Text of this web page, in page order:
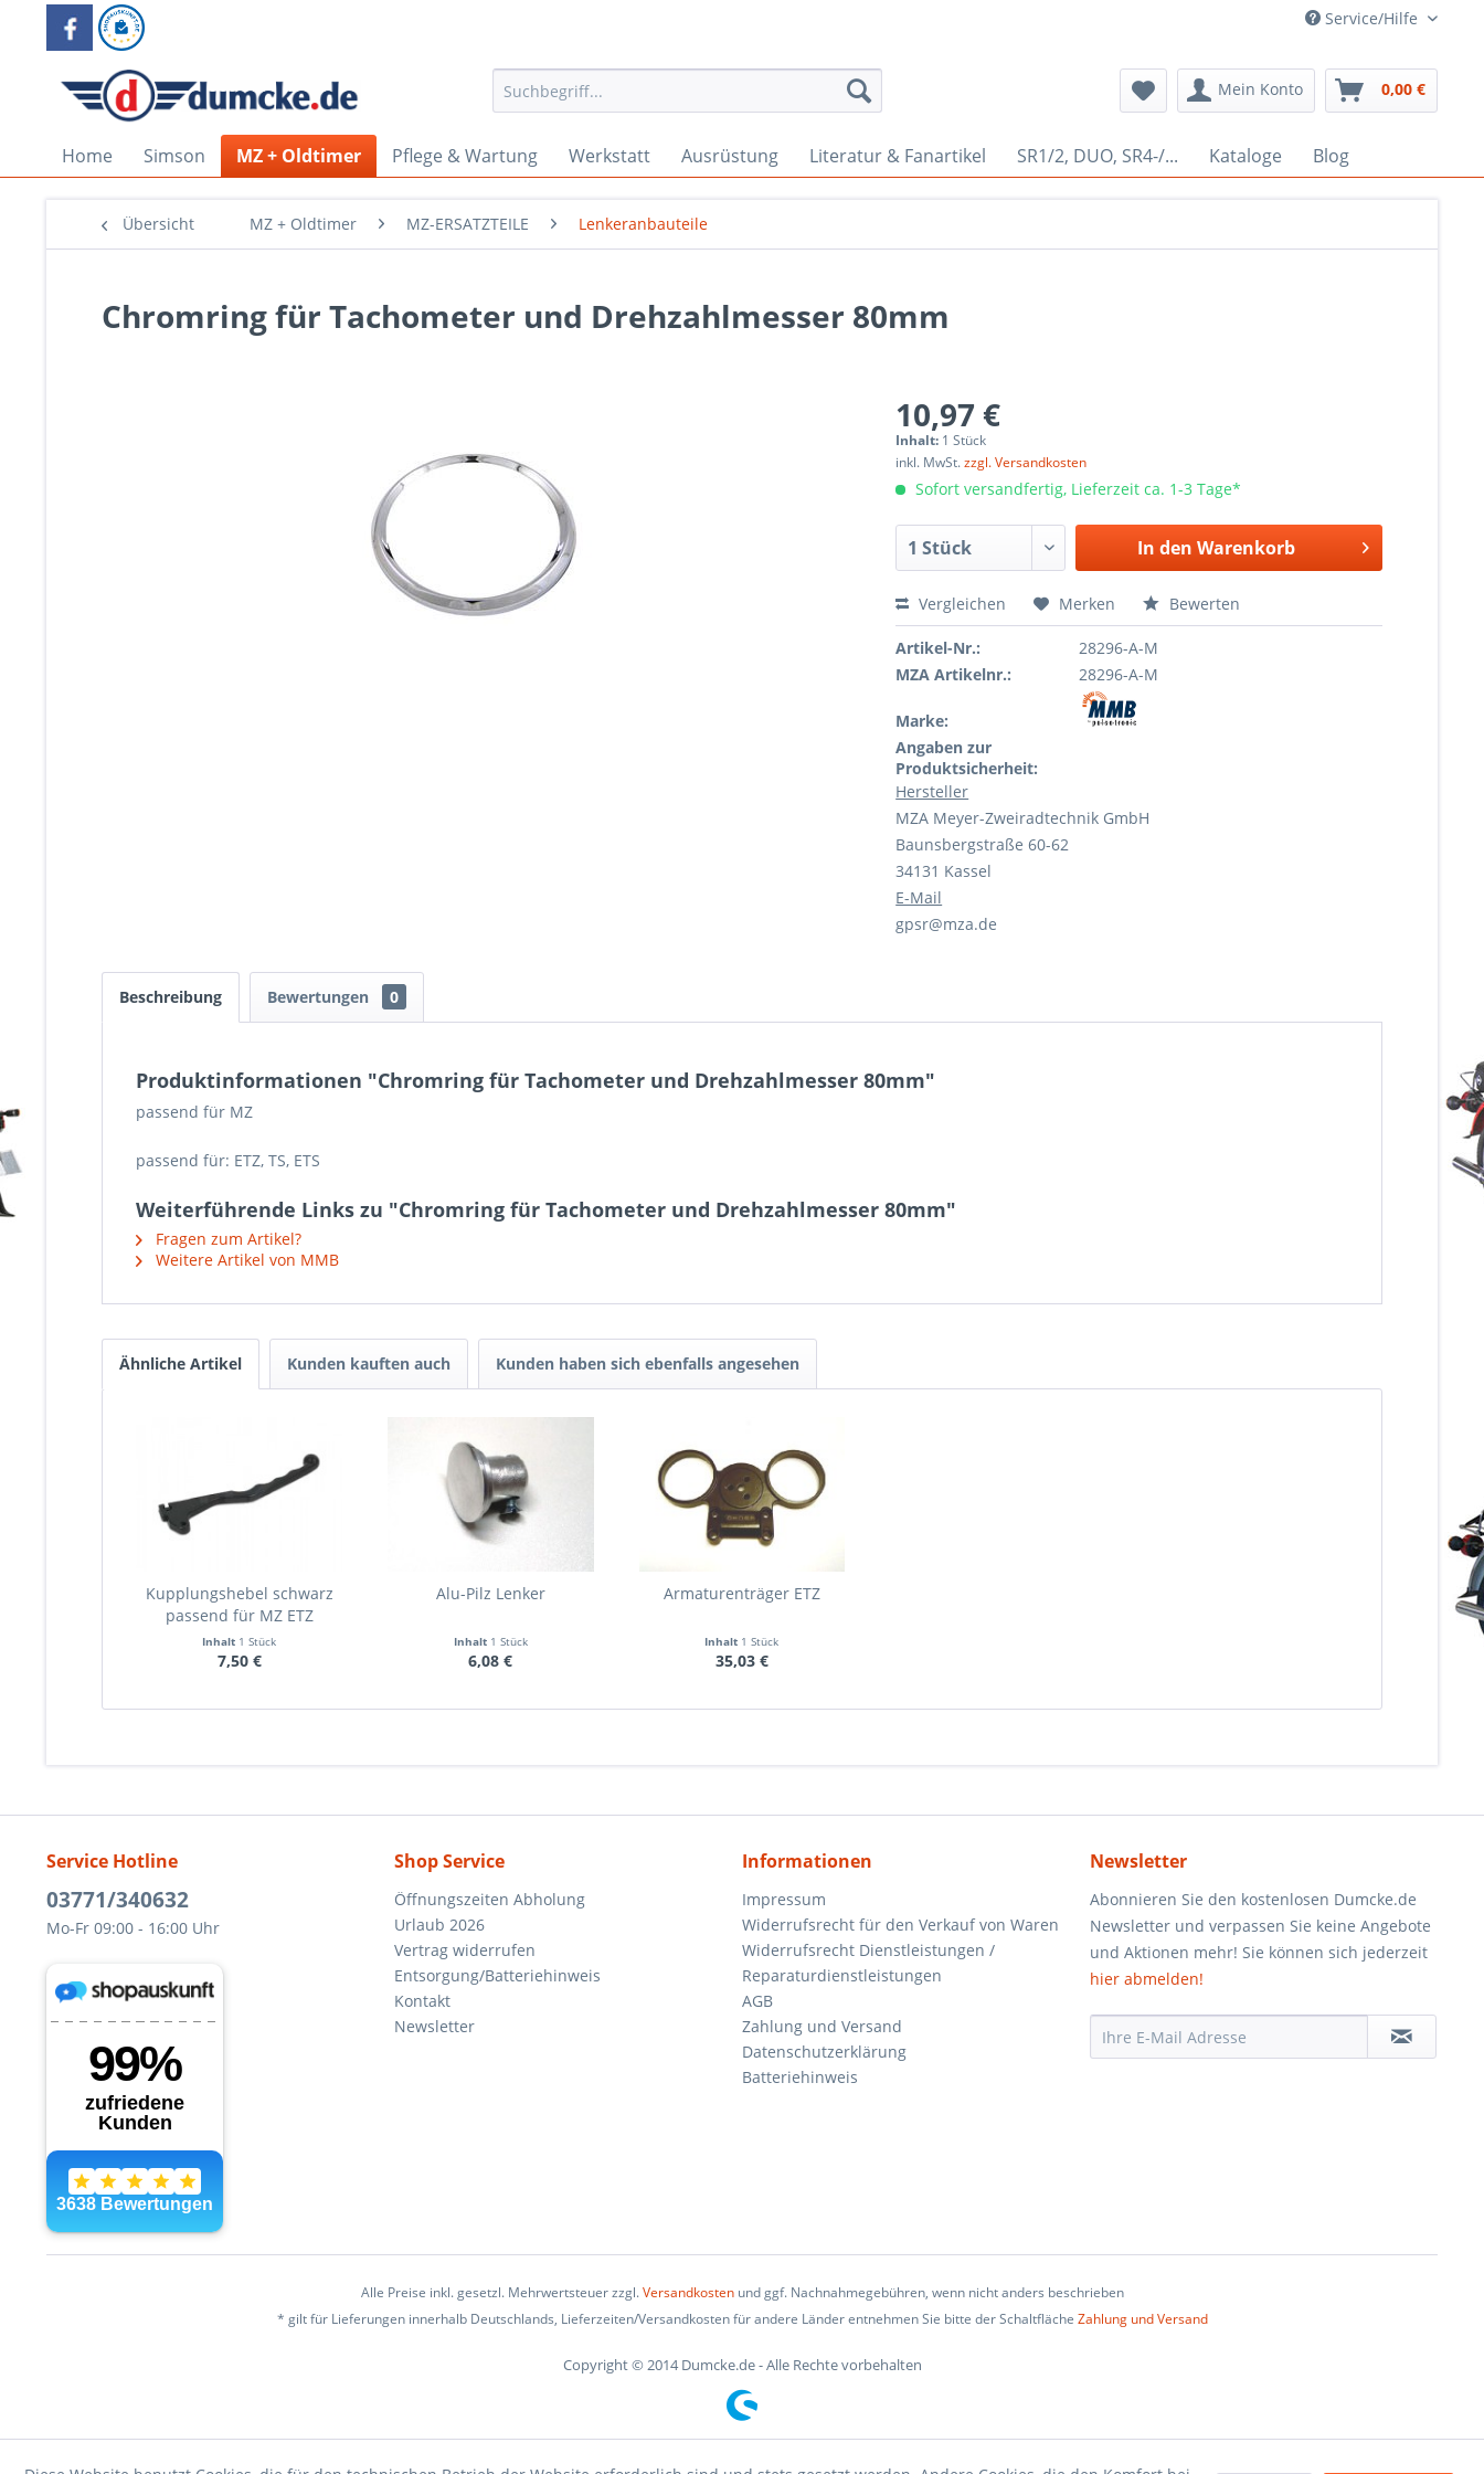
Service/Hilfe
Mein Konto 0,00 €
Home Simson MZ + Oldtimer Pflege & Wartung Werkstatt Ausrüstung Literatur & Fanartikel SR1/2, DUO, SR4-/... Kataloge Blog
Übersicht MZ + Oldtimer MZ-ERSATZTEILE Lenkeranbauteile
Chromring für Tachometer und Drehzahlmesser 80mm
10,97 €
Inhalt: 1 Stück
inkl. MwSt.zzgl. Versandkosten
Sofort versandfertig, Lieferzeit ca. 1-3 Tage*
In den Warenkorb
Vergleichen Merken Bewerten
Artikel-Nr.:
28296-A-M
MZA Artikelnr.:
28296-A-M
Marke:
Angaben zur
Produktsicherheit:
Hersteller
MZA Meyer-Zweiradtechnik GmbH
Baunsbergstraße 60-62
34131 Kassel
E-Mail
gpsr@mza.de
Beschreibung Bewertungen 0
Produktinformationen "Chromring für Tachometer und Drehzahlmesser 80mm"
passend für MZ
passend für: ETZ, TS, ETS
Weiterführende Links zu "Chromring für Tachometer und Drehzahlmesser 80mm"
Fragen zum Artikel?
Weitere Artikel von MMB
Ähnliche Artikel Kunden kauften auch Kunden haben sich ebenfalls angesehen
Kupplungshebel schwarz
passend für MZ ETZ
Inhalt 1 Stück
7,50 €
Alu-Pilz Lenker
Inhalt 1 Stück
6,08 €
Armaturenträger ETZ
Inhalt 1 Stück
35,03 €
Service Hotline
03771/340632
Mo-Fr 09:00 - 16:00 Uhr
Shop Service
Öffnungszeiten Abholung
Urlaub 2026
Vertrag widerrufen
Entsorgung/Batteriehinweis
Kontakt
Newsletter
Informationen
Impressum
Widerrufsrecht für den Verkauf von Waren
Widerrufsrecht Dienstleistungen /
Reparaturdienstleistungen
AGB
Zahlung und Versand
Datenschutzerklärung
Batteriehinweis
Newsletter
Abonnieren Sie den kostenlosen Dumcke.de
Newsletter und verpassen Sie keine Angebote
und Aktionen mehr! Sie können sich jederzeit
hier abmelden!
Alle Preise inkl. gesetzl. Mehrwertsteuer zzgl.Versandkostenund ggf. Nachnahmegebühren, wenn nicht anders beschrieben
* gilt für Lieferungen innerhalb Deutschlands, Lieferzeiten/Versandkosten für andere Länder entnehmen Sie bitte der Schaltfläche Zahlung und Versand
Copyright © 2014 Dumcke.de - Alle Rechte vorbehalten